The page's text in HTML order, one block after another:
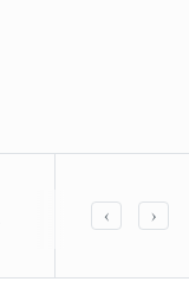
Top 6 over
‹ ›